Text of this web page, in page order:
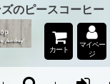
のピースコーヒー
カート
マイペー
ジ